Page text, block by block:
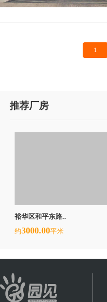
1
推荐厂房
裕华区和平东路..
约3000.00平米